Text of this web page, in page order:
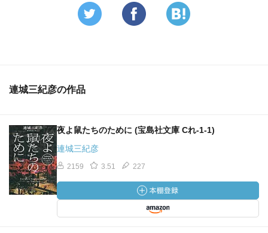
連城三紀彦の作品
夜よ鼠たちのために (宝島社文庫 Cれ-1-1)
連城三紀彦
2159 3.51 227